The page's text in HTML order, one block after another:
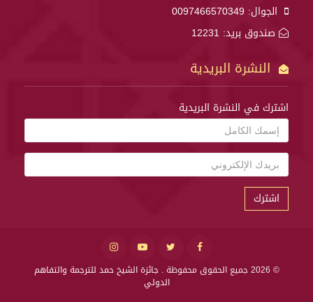
الجوال: 0097466570349
صندوق بريد: 12231
النشرة البريدية
اشترك في النشرة البريدية
اشترك
© 2026 جميع الحقوق محفوظة .
جائزة الشيخ حمد للترجمة والتفاهم
الدولي